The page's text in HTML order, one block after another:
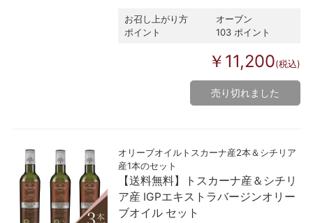
お召し上がり方
オーブン
ポイント
103 ポイント
￥11,200(税込)
売り切れました
オリーブオイルトスカーナ産2本＆シチリア
産1本のセット
【送料無料】トスカーナ産＆シチリ
ア産 IGPエキストラバージンオリー
ブオイル セット